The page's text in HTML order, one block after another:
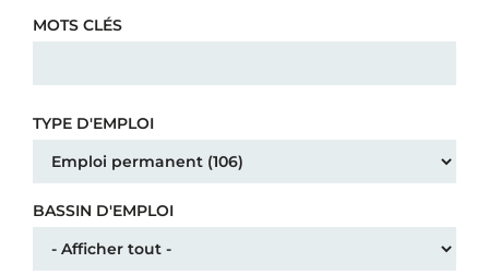
MOTS CLÉS
TYPE D'EMPLOI
BASSIN D'EMPLOI